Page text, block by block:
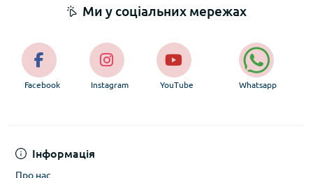
Інформація
Про нас
Ми у соціальних мережах
Facebook Instagram YouTube Whatsapp